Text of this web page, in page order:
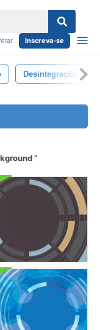
Inscreva-se
Desintegração